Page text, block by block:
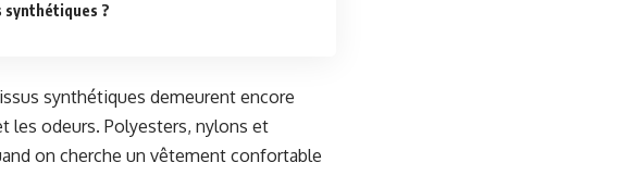
synthétiques ?
synthétiques demeurent encore
les odeurs. Polyesters, nylons et
on cherche un vêtement confortable